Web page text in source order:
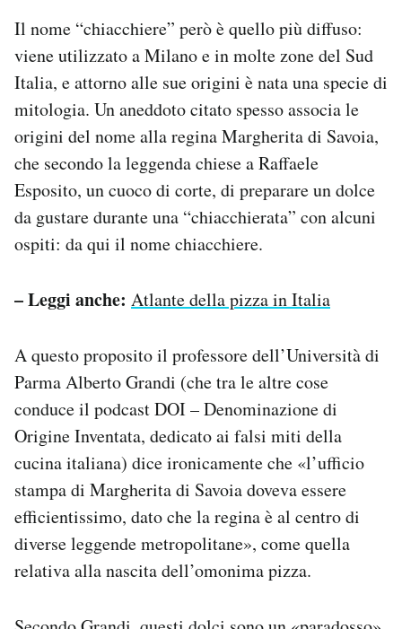
Il nome “chiacchiere” però è quello più diffuso:
viene utilizzato a Milano e in molte zone del Sud
Italia, e attorno alle sue origini è nata una specie di
mitologia. Un aneddoto citato spesso associa le
origini del nome alla regina Margherita di Savoia,
che secondo la leggenda chiese a Raffaele
Esposito, un cuoco di corte, di preparare un dolce
da gustare durante una “chiacchierata” con alcuni
ospiti: da qui il nome chiacchiere.
– Leggi anche: Atlante della pizza in Italia
A questo proposito il professore dell’Università di
Parma Alberto Grandi (che tra le altre cose
conduce il podcast DOI – Denominazione di
Origine Inventata, dedicato ai falsi miti della
cucina italiana) dice ironicamente che «l’ufficio
stampa di Margherita di Savoia doveva essere
efficientissimo, dato che la regina è al centro di
diverse leggende metropolitane», come quella
relativa alla nascita dell’omonima pizza.